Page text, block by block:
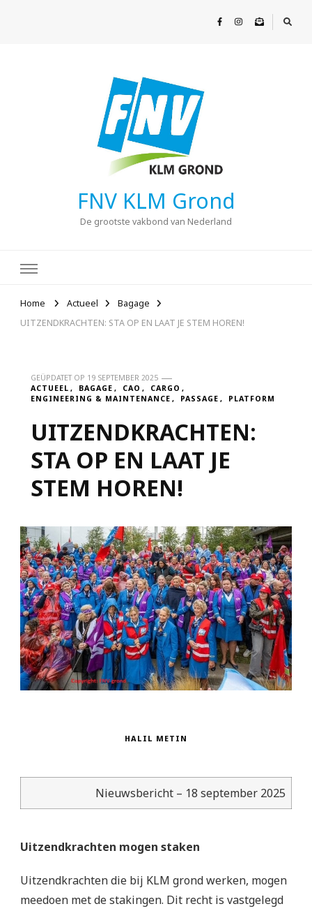
FNV KLM Grond
De grootste vakbond van Nederland
Home Actueel
Bagage
UITZENDKRACHTEN: STA OP EN LAAT JE STEM HOREN!
GEÜPDATET OP 19 SEPTEMBER 2025
ACTUEEL
BAGAGE CAO
CARGO
ENGINEERING & MAINTENANCE
PASSAGE PLATFORM
UITZENDKRACHTEN:
STA OP EN LAAT JE
STEM HOREN!
HALIL METIN
Nieuwsbericht – 18 september 2025
Uitzendkrachten mogen staken
Uitzendkrachten die bij KLM grond werken, mogen
meedoen met de stakingen. Dit recht is vastgelegd